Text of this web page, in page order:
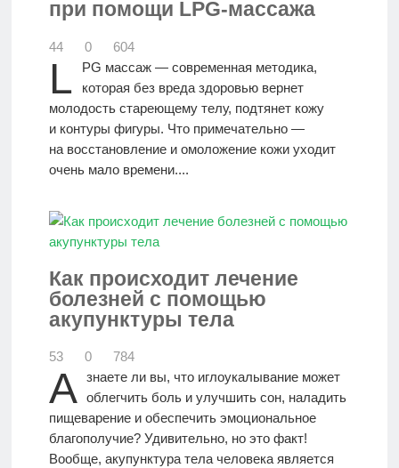
при помощи LPG-массажа
44 0 604
L
PG массаж — современная методика,
которая без вреда здоровью вернет
молодость стареющему телу, подтянет кожу
и контуры фигуры. Что примечательно —
на восстановление и омоложение кожи уходит
очень мало времени....
Как происходит лечение
болезней с помощью
акупунктуры тела
53 0 784
А
знаете ли вы, что иглоукалывание может
облегчить боль и улучшить сон, наладить
пищеварение и обеспечить эмоциональное
благополучие? Удивительно, но это факт!
Вообще, акупунктура тела человека является